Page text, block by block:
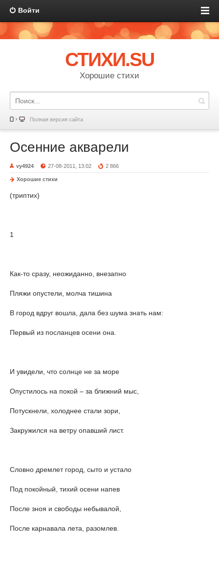
Войти
СТИХИ.SU
Хорошие стихи
Полная версия сайта
Осенние акварели
vy4924 27-08-2011, 13:02 2 866
Хорошие стихи
(триптих)
1
Как-то сразу, неожиданно, внезапно
Пляжи опустели, молча тишина
В город вдруг вошла, дала без шума знать нам:
Первый из посланцев осени она.
И увидели, что солнце не за море
Опустилось на покой – за ближний мыс,
Потускнели, холоднее стали зори,
Закружился на ветру опавший лист.
Словно дремлет город, сыто и устало
Под покойный, тихий осени напев
После зноя и свободы небывалой,
После карнавала лета, разомлев.